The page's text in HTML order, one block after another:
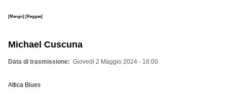
[Mango] [Reggae]
Michael Cuscuna
Data di trasmissione Giovedì 2 Maggio 2024 - 16:00
Attica Blues